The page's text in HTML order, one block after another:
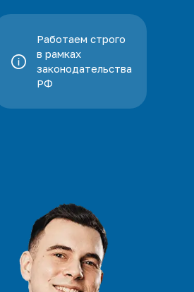
Работаем строго
в рамках
законодательства
РФ